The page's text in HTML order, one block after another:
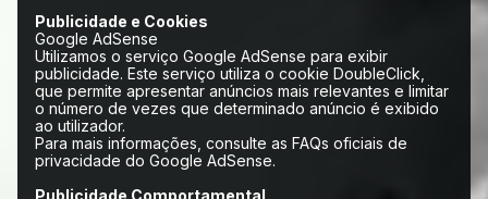
Publicidade e Cookies
Google AdSense
Utilizamos o serviço Google AdSense para exibir
publicidade. Este serviço utiliza o cookie DoubleClick,
que permite apresentar anúncios mais relevantes e limitar
o número de vezes que determinado anúncio é exibido
ao utilizador.
Para mais informações, consulte as FAQs oficiais de
privacidade do Google AdSense.
Publicidade Comportamental